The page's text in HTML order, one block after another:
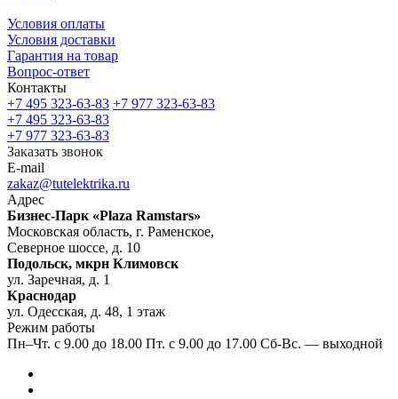
Условия оплаты
Условия доставки
Гарантия на товар
Вопрос-ответ
Контакты
+7 495 323-63-83 +7 977 323-63-83
+7 495 323-63-83
+7 977 323-63-83
Заказать звонок
E-mail
zakaz@tutelektrika.ru
Адрес
Бизнес-Парк «Plaza Ramstars»
Московская область, г. Раменское,
Северное шоссе, д. 10
Подольск, мкрн Климовск
ул. Заречная, д. 1
Краснодар
ул. Одесская, д. 48, 1 этаж
Режим работы
Пн–Чт. с 9.00 до 18.00 Пт. с 9.00 до 17.00 Сб-Вс. — выходной